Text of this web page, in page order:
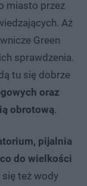
miasto przez
Aż
Green
sprawdzenia.
tu się dobrze
oraz
obrotową.
pijalnia
do wielkości
się też wody